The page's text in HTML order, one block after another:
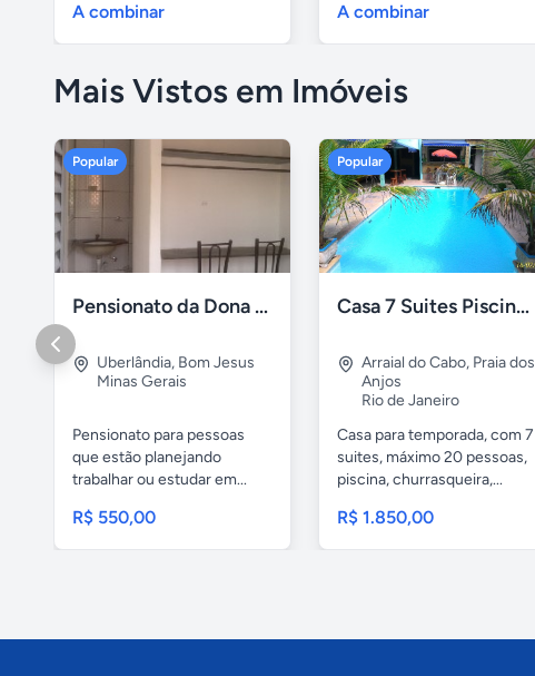
A combinar A combinar
Mais Vistos em Imóveis
Popular
Pensionato da Dona Maria - Uberlândia/MG
Uberlândia, Bom Jesus
Minas Gerais
Pensionato para pessoas
que estão planejando
trabalhar ou estudar em...
R$ 550,00
Popular
Casa 7 Suites Piscina - Praia dos Anjos
Arraial do Cabo, Praia dos
Anjos
Rio de Janeiro
Casa para temporada, com 7
suites, máximo 20 pessoas,
piscina, churrasqueira,...
R$ 1.850,00